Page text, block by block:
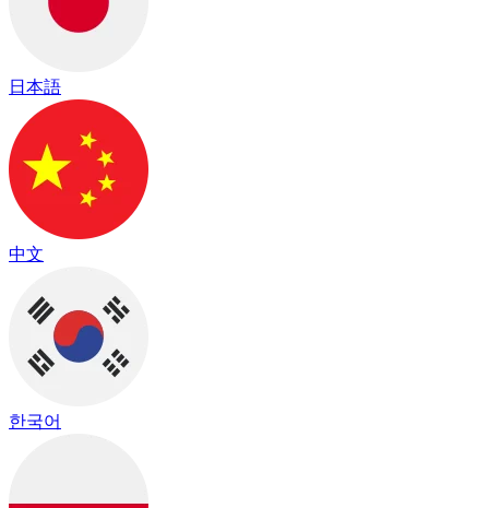
日本語
中文
한국어